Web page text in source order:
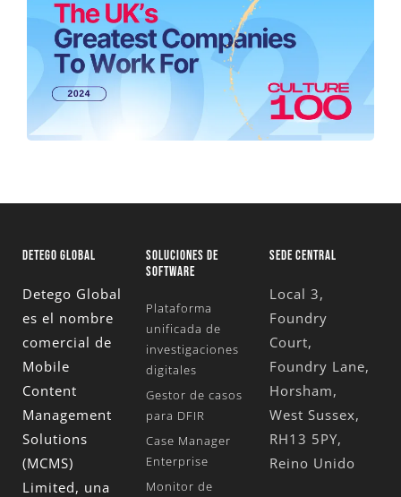
DETEGO GLOBAL
Detego Global
es el nombre
comercial de
Mobile
Content
Management
Solutions
(MCMS)
Limited, una
SOLUCIONES DE
SOFTWARE
Plataforma
unificada de
investigaciones
digitales
Gestor de casos
para DFIR
Case Manager
Enterprise
Monitor de
SEDE CENTRAL
Local 3,
Foundry
Court,
Foundry Lane,
Horsham,
West Sussex,
RH13 5PY,
Reino Unido